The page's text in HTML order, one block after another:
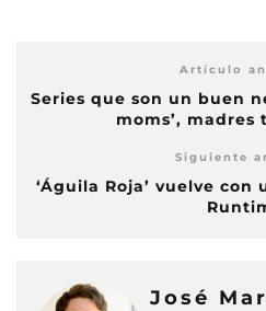
Artículo
Series que son un buen
moms’, madres
Siguiente
‘Águila Roja’ vuelve
José